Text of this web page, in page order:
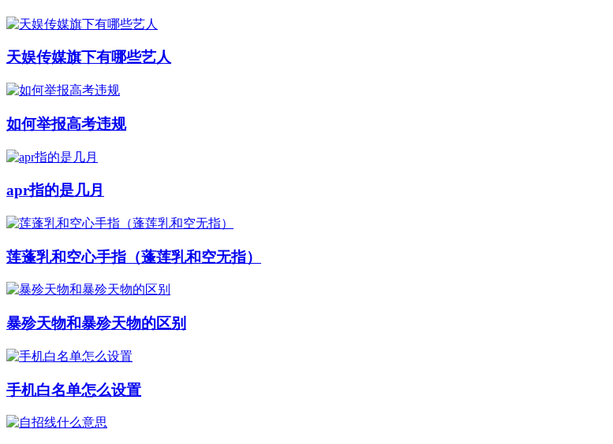
天娱传媒旗下有哪些艺人
如何举报高考违规
apr指的是几月
莲蓬乳和空心手指（蓬莲乳和空无指）
暴殄天物和暴殄天物的区别
手机白名单怎么设置